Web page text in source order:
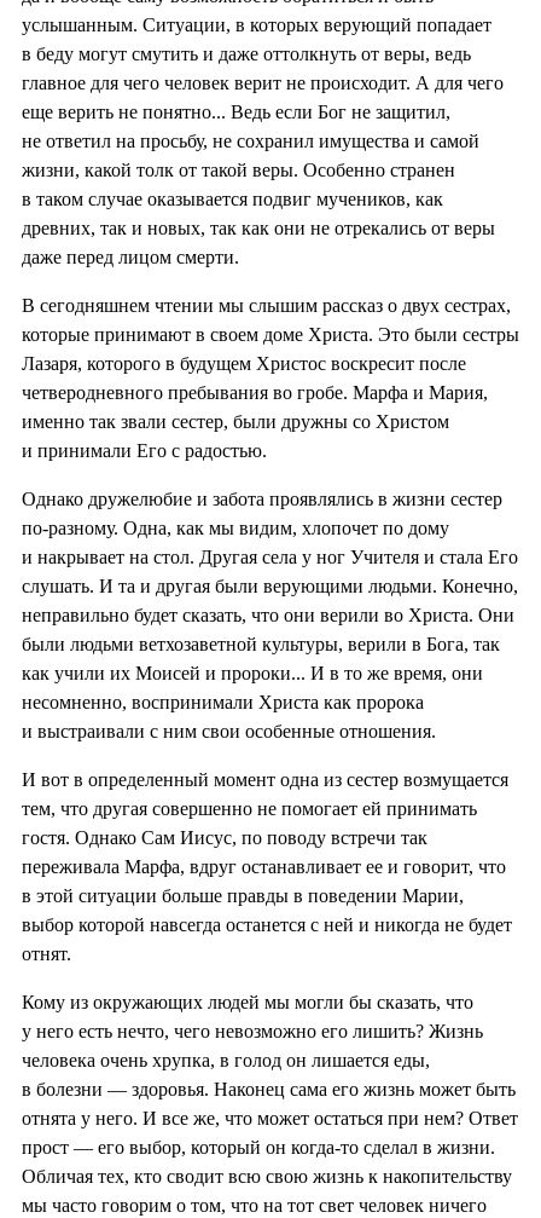
услышанным. Ситуации, в которых верующий попадает
в беду могут смутить и даже оттолкнуть от веры, ведь
главное для чего человек верит не происходит. А для чего
еще верить не понятно... Ведь если Бог не защитил,
не ответил на просьбу, не сохранил имущества и самой
жизни, какой толк от такой веры. Особенно странен
в таком случае оказывается подвиг мучеников, как
древних, так и новых, так как они не отрекались от веры
даже перед лицом смерти.
В сегодняшнем чтении мы слышим рассказ о двух сестрах,
которые принимают в своем доме Христа. Это были сестры
Лазаря, которого в будущем Христос воскресит после
четверодневного пребывания во гробе. Марфа и Мария,
именно так звали сестер, были дружны со Христом
и принимали Его с радостью.
Однако дружелюбие и забота проявлялись в жизни сестер
по-разному. Одна, как мы видим, хлопочет по дому
и накрывает на стол. Другая села у ног Учителя и стала Его
слушать. И та и другая были верующими людьми. Конечно,
неправильно будет сказать, что они верили во Христа. Они
были людьми ветхозаветной культуры, верили в Бога, так
как учили их Моисей и пророки... И в то же время, они
несомненно, воспринимали Христа как пророка
и выстраивали с ним свои особенные отношения.
И вот в определенный момент одна из сестер возмущается
тем, что другая совершенно не помогает ей принимать
гостя. Однако Сам Иисус, по поводу встречи так
переживала Марфа, вдруг останавливает ее и говорит, что
в этой ситуации больше правды в поведении Марии,
выбор которой навсегда останется с ней и никогда не будет
отнят.
Кому из окружающих людей мы могли бы сказать, что
у него есть нечто, чего невозможно его лишить? Жизнь
человека очень хрупка, в голод он лишается еды,
в болезни — здоровья. Наконец сама его жизнь может быть
отнята у него. И все же, что может остаться при нем? Ответ
прост — его выбор, который он когда-то сделал в жизни.
Обличая тех, кто сводит всю свою жизнь к накопительству
мы часто говорим о том, что на тот свет человек ничего